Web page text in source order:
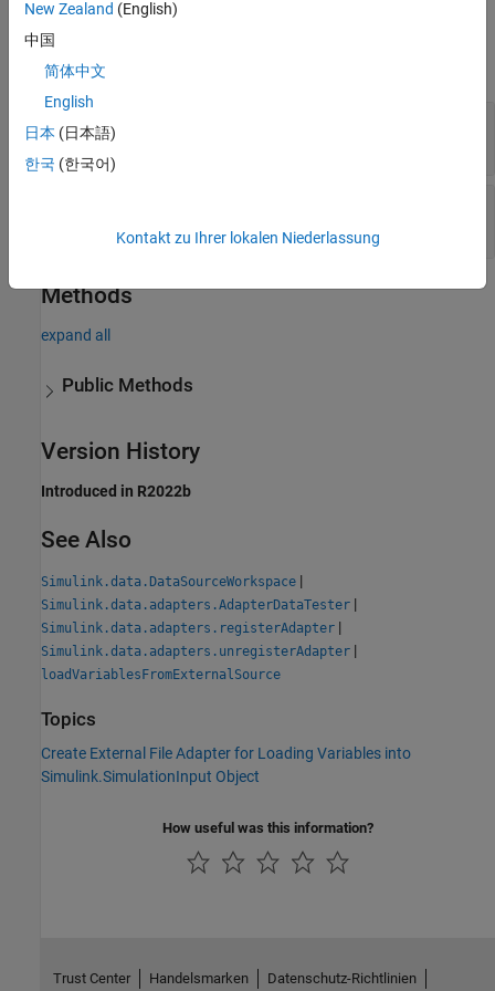
Properties
expand all
section
adapter name
Methods
expand all
Public Methods
Version History
Introduced in R2022b
See Also
Simulink.data.DataSourceWorkspace |
Simulink.data.adapters.AdapterDataTester |
Simulink.data.adapters.registerAdapter |
Simulink.data.adapters.unregisterAdapter |
loadVariablesFromExternalSource
Topics
Create External File Adapter for Loading Variables into
Simulink.SimulationInput Object
How useful was this information?
New Zealand (English)
中国
简体中文
English
日本 (日本語)
한국 (한국어)
Kontakt zu Ihrer lokalen Niederlassung
Trust Center Handelsmarken Datenschutz-Richtlinien